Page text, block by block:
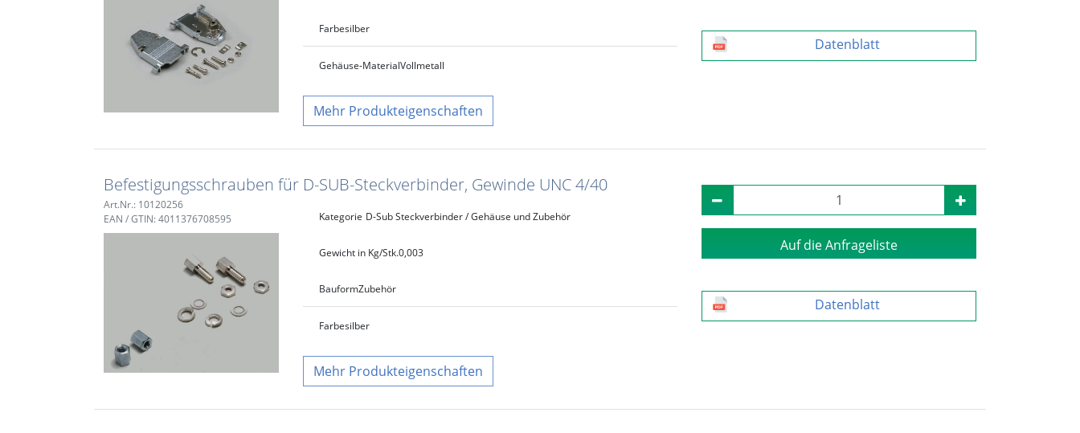
Farbesilber
Gehäuse-MaterialVollmetall
Produkteigenschaften
Datenblatt
Befestigungsschrauben für D-SUB-Steckverbinder, Gewinde UNC 4/40
Art.Nr.: 10120256
EAN / GTIN: 4011376708595
Kategorie D-Sub Steckverbinder / Gehäuse und Zubehör
Gewicht in Kg/Stk.0,003
BauformZubehör
Farbesilber
Produkteigenschaften
Auf die Anfrageliste
Datenblatt